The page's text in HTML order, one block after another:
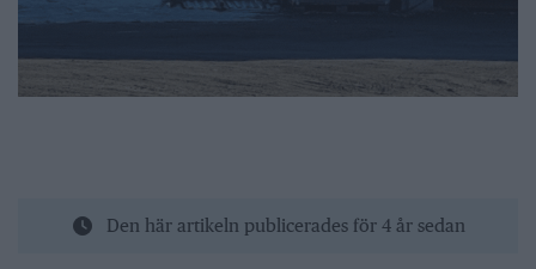
Den här artikeln publicerades för 4 år sedan